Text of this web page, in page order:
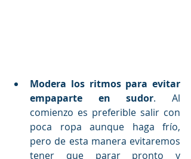
Modera los ritmos para evitar
empaparte en sudor. Al
comienzo es preferible salir con
poca ropa aunque haga frío,
pero de esta manera evitaremos
tener que parar pronto y